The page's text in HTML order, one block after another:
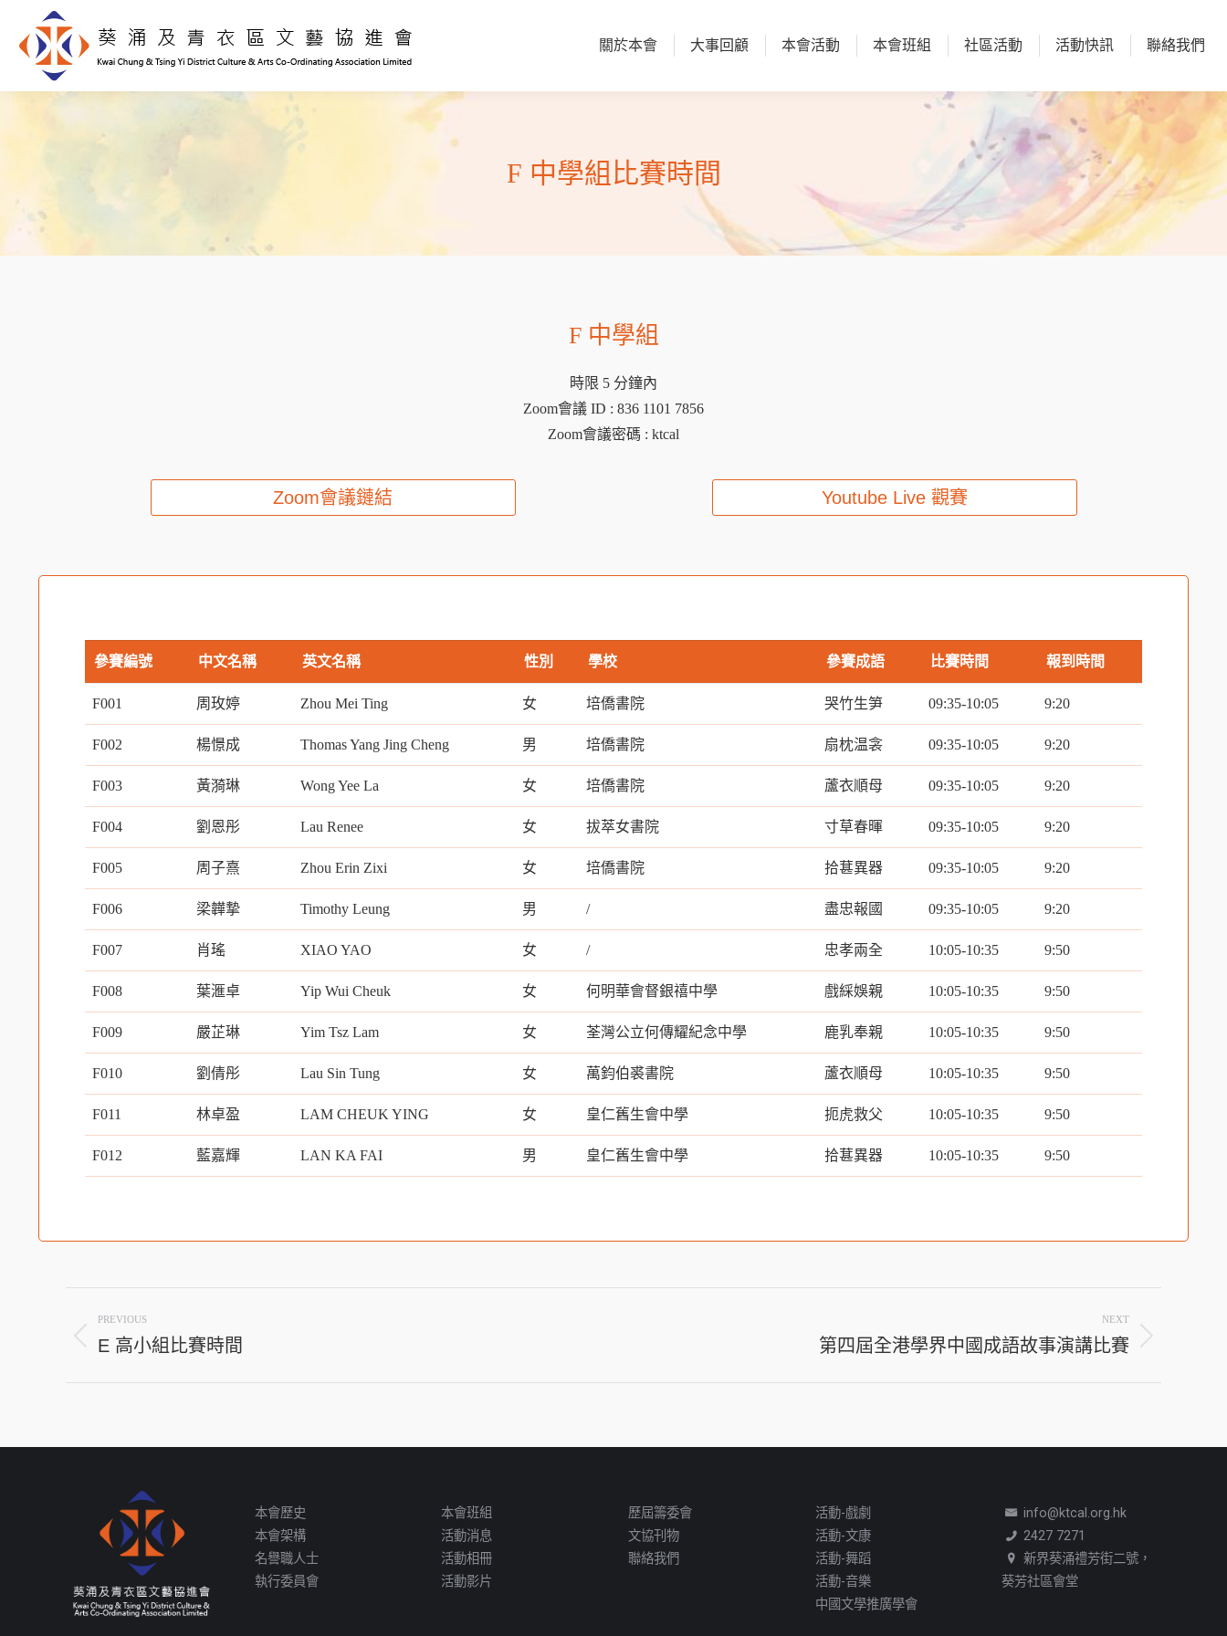
關於本會 大事回顧 本會活動 本會班組 社區活動 活動快訊 聯絡我們
F 中學組比賽時間
F 中學組
時限 5 分鐘內
Zoom會議 ID : 836 1101 7856
Zoom會議密碼 : ktcal
Zoom會議鏈結 Youtube Live 觀賽
參賽編號 中文名稱 英文名稱 性別 學校 參賽成語 比賽時間 報到時間
F001 周玫婷 Zhou Mei Ting 女 培僑書院 哭竹生笋 09:35-10:05 9:20
F002 楊憬成 Thomas Yang Jing Cheng 男 培僑書院 扇枕温衾 09:35-10:05 9:20
F003 黃漪琳 Wong Yee La 女 培僑書院 蘆衣順母 09:35-10:05 9:20
F004 劉恩彤 Lau Renee 女 拔萃女書院 寸草春暉 09:35-10:05 9:20
F005 周子熹 Zhou Erin Zixi 女 培僑書院 拾葚異器 09:35-10:05 9:20
F006 梁韡摯 Timothy Leung 男 / 盡忠報國 09:35-10:05 9:20
F007 肖瑤 XIAO YAO 女 / 忠孝兩全 10:05-10:35 9:50
F008 葉滙卓 Yip Wui Cheuk 女 何明華會督銀禧中學 戲綵娛親 10:05-10:35 9:50
F009 嚴芷琳 Yim Tsz Lam 女 荃灣公立何傳耀紀念中學 鹿乳奉親 10:05-10:35 9:50
F010 劉倩彤 Lau Sin Tung 女 萬鈞伯裘書院 蘆衣順母 10:05-10:35 9:50
F011 林卓盈 LAM CHEUK YING 女 皇仁舊生會中學 扼虎救父 10:05-10:35 9:50
F012 藍嘉輝 LAN KA FAI 男 皇仁舊生會中學 拾葚異器 10:05-10:35 9:50
navigation
PREVIOUS
Previous
E 高小組比賽時間
NEXT
第四屆全港學界中國成語故事演講比賽
本會歷史
本會架構
名譽職人士
執行委員會
本會班組
活動消息
活動相冊
活動影片
歷屆籌委會
文協刊物
聯絡我們
活動-戲劇
活動-文康
活動-舞蹈
活動-音樂
中國文學推廣學會
info@ktcal.org.hk
2427 7271
新界葵涌禮芳街二號，
葵芳社區會堂
關於本會 大事回顧 本會活動 本會班組 社區活動 活動快訊 聯絡我們